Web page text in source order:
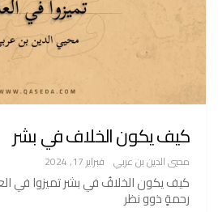
كيف يكون الخلاف في بشر
محيي الدين بن عربي فبراير 17, 2024
كيف يكون الخلافُ في بشر تميزوا في
رحمةٍ ذوو نظر